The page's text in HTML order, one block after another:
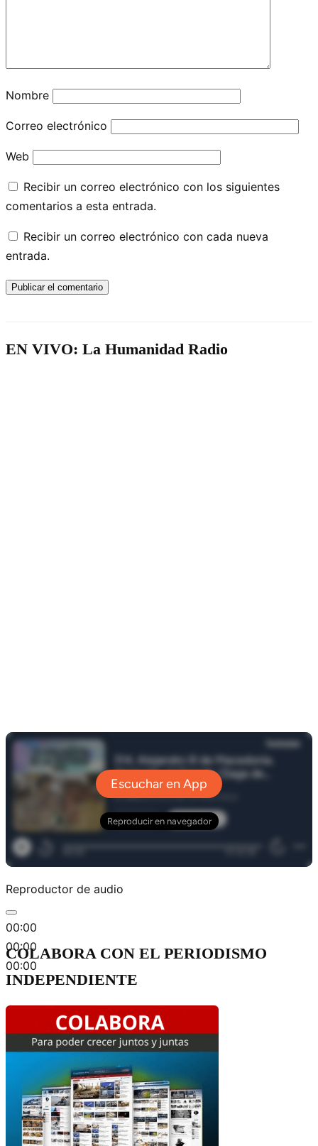
Nombre
Correo electrónico
Web
Recibir un correo electrónico con los siguientes
comentarios a esta entrada.
Recibir un correo electrónico con cada nueva
entrada.
EN VIVO: La Humanidad Radio
Reproductor de audio
00:00
00:00
00:00
COLABORA CON EL PERIODISMO
INDEPENDIENTE